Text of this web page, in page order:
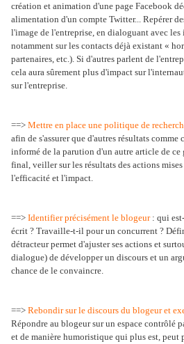
création et animation d'une page Facebook
alimentation d'un compte Twitter... Repérer
l'image de l'entreprise, en dialoguant avec les
notamment sur les contacts déjà existant «
partenaires, etc.). Si d'autres parlent de
cela aura sûrement plus d'impact sur
sur l'entreprise.
==> Mettre en place une politique de
afin de s'assurer que d'autres résultats
informé de la parution d'un autre article de ce
final, veiller sur les résultats des actions
l'efficacité et l'impact.
==> Identifier précisément le blogeur: qui
écrit ? Travaille-t-il pour un concurrent ?
détracteur permet d'ajuster ses actions et
dialogue) de développer un discours et un
chance de le convaincre.
==> Rebondir sur le discours du blogeur et
Répondre au blogeur sur un espace contrôlé
et de manière humoristique qui plus est, peut